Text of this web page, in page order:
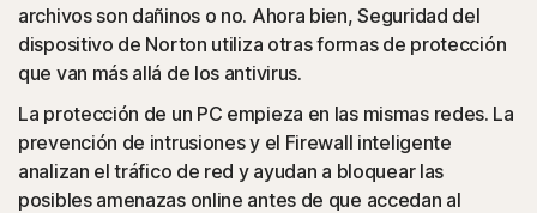
Ataques mediante scripts
(JavaScript, VBA, VBS, Powershell): las amenazas online
actuales utilizan lenguajes de programación de scripts en
lugar de archivos ejecutables. Norton detecta y ayuda a
eliminar esa clase de ataques.
archivos son dañinos o no. Ahora bien, Seguridad del
dispositivo de Norton utiliza otras formas de protección
que van más allá de los antivirus.
La protección de un PC empieza en las mismas redes. La
prevención de intrusiones y el Firewall inteligente
analizan el tráfico de red y ayudan a bloquear las
posibles amenazas online antes de que accedan al